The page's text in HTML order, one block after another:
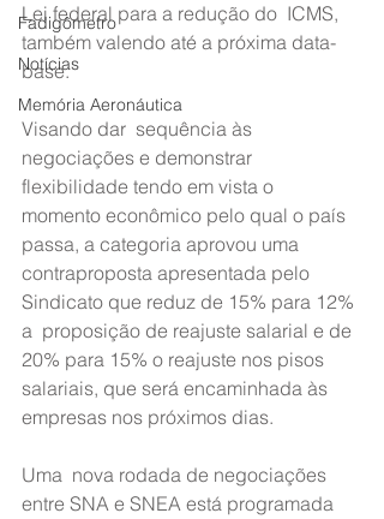
Fadigômetro
Notícias
Memória Aeronáutica
Lei federal para a redução do  ICMS,
também valendo até a próxima data-
base.
Visando dar  sequência às
negociações e demonstrar
flexibilidade tendo em vista o
momento econômico pelo qual o país
passa, a categoria aprovou uma
contraproposta apresentada pelo
Sindicato que reduz de 15% para 12%
a  proposição de reajuste salarial e de
20% para 15% o reajuste nos pisos
salariais, que será encaminhada às
empresas nos próximos dias.
Uma  nova rodada de negociações
entre SNA e SNEA está programada